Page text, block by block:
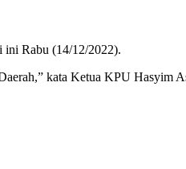
ini Rabu (14/12/2022).
kata Ketua KPU Hasyim